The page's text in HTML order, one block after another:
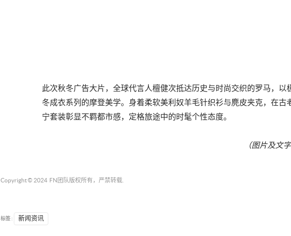
此次秋冬广告大片，全球代言人檀健次抵达历史与时尚交织的罗马，以
冬成衣系列的摩登美学。身着柔软美利奴羊毛针织衫与麂皮夹克，在古
宁套装彰显不羁都市感，定格旅途中的时髦个性态度。
（图片及文
Copyright © 2024 FN团队 版权所有，严禁转载.
标签 : 新闻资讯